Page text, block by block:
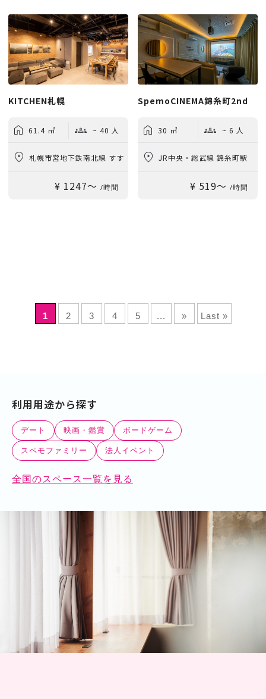
KITCHEN札幌
61.4 ㎡ ~ 40 人
札幌市営地下鉄南北線 すす
きの駅 徒歩5分
¥ 1247〜 /時間
SpemoCINEMA錦糸町2nd
30 ㎡ ~ 6 人
JR中央・総武線 錦糸町駅
¥ 519〜 /時間
1 2 3 4 5 ... » Last »
利用用途から探す
デート 映画・鑑賞 ボードゲーム
スペモファミリー 法人イベント
全国のスペース一覧を見る